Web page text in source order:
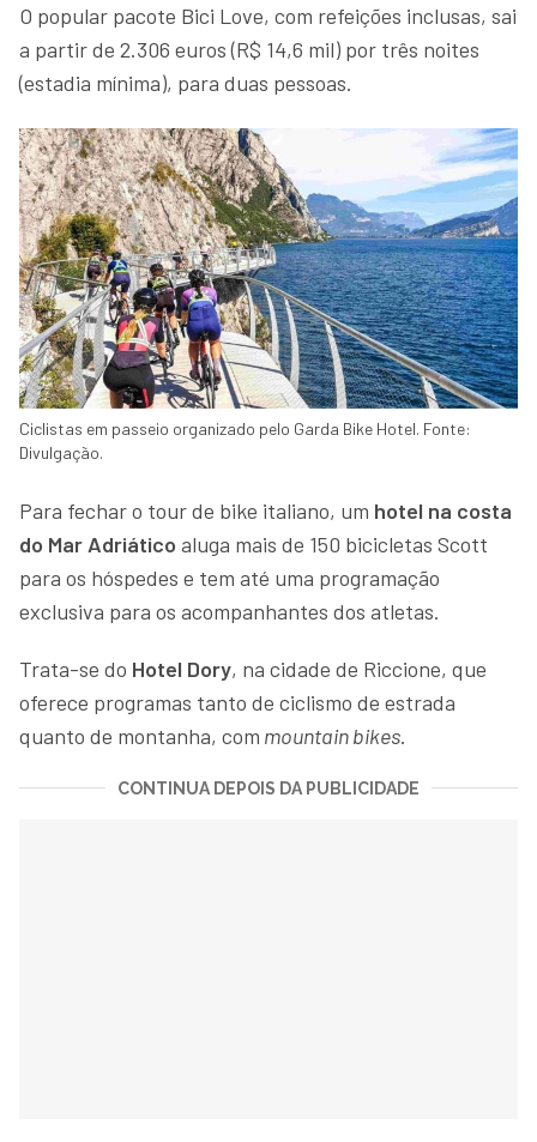
O popular pacote Bici Love, com refeições inclusas, sai
a partir de 2.306 euros (R$ 14,6 mil) por três noites
(estadia mínima), para duas pessoas.
Ciclistas em passeio organizado pelo Garda Bike Hotel. Fonte:
Divulgação.
Para fechar o tour de bike italiano, um hotel na costa
do Mar Adriático aluga mais de 150 bicicletas Scott
para os hóspedes e tem até uma programação
exclusiva para os acompanhantes dos atletas.
Trata-se do Hotel Dory, na cidade de Riccione, que
oferece programas tanto de ciclismo de estrada
quanto de montanha, com mountain bikes.
CONTINUA DEPOIS DA PUBLICIDADE